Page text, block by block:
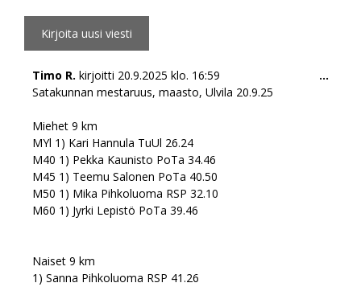
Timo R. kirjoitti 20.9.2025 klo. 16:59
Satakunnan mestaruus, maasto, Ulvila 20.9.25
Miehet 9 km
MYl 1) Kari Hannula TuUl 26.24
M40 1) Pekka Kaunisto PoTa 34.46
M45 1) Teemu Salonen PoTa 40.50
M50 1) Mika Pihkoluoma RSP 32.10
M60 1) Jyrki Lepistö PoTa 39.46
Naiset 9 km
1) Sanna Pihkoluoma RSP 41.26
...